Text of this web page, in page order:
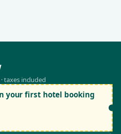
taxes included
your first hotel booking